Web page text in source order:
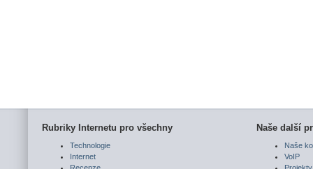
Rubriky Internetu pro všechny
Technologie
Internet
Naše další
Naše
VoIP